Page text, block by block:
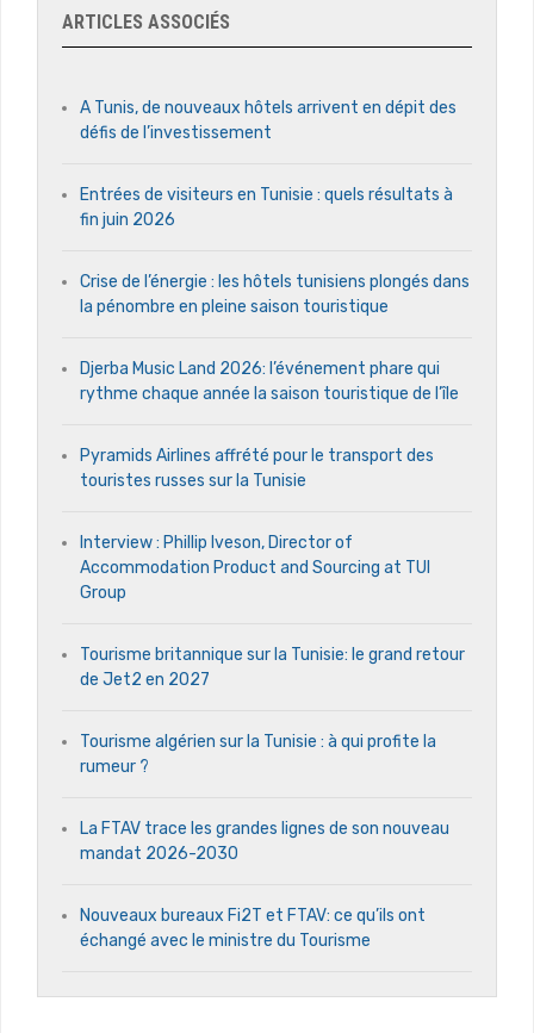
ARTICLES ASSOCIÉS
A Tunis, de nouveaux hôtels arrivent en dépit des
défis de l’investissement
Entrées de visiteurs en Tunisie : quels résultats à
fin juin 2026
Crise de l’énergie : les hôtels tunisiens plongés dans
la pénombre en pleine saison touristique
Djerba Music Land 2026: l’événement phare qui
rythme chaque année la saison touristique de l’île
Pyramids Airlines affrété pour le transport des
touristes russes sur la Tunisie
Interview : Phillip Iveson, Director of
Accommodation Product and Sourcing at TUI
Group
Tourisme britannique sur la Tunisie: le grand retour
de Jet2 en 2027
Tourisme algérien sur la Tunisie : à qui profite la
rumeur ?
La FTAV trace les grandes lignes de son nouveau
mandat 2026-2030
Nouveaux bureaux Fi2T et FTAV: ce qu’ils ont
échangé avec le ministre du Tourisme